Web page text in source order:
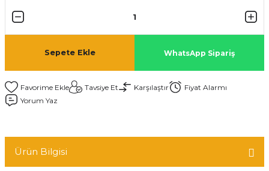
Sepete Ekle WhatsApp Sipariş
Tavsiye Et Karşılaştır
Fiyat Alarmı
Yorum Yaz
Ürün Bilgisi